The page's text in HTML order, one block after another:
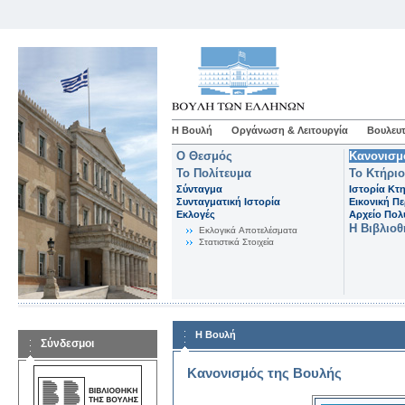
Η Βουλή Οργάνωση & Λειτουργία
Ο Θεσμός
Το Πολίτευμα
Σύνταγμα
Συνταγματική Ιστορία
Εκλογές
Eκλογικά Aποτελέσματα
Στατιστικά Στοιχεία
Το Κτήριο
Ιστορία
Εικονική
Αρχείο
Η
Σύνδεσμοι
Η Βουλή
Κανονισμός της Βουλής